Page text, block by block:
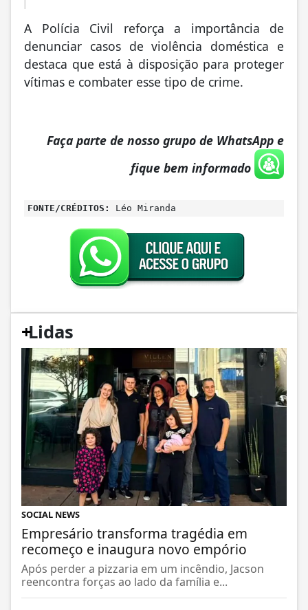
A Polícia Civil reforça a importância de
denunciar casos de violência doméstica e
destaca que está à disposição para proteger
vítimas e combater esse tipo de crime.
Faça parte de nosso grupo de WhatsApp e
fique bem informado
FONTE/CRÉDITOS: Léo Miranda
+
Lidas
SOCIAL NEWS
Empresário transforma tragédia em
recomeço e inaugura novo empório
Após perder a pizzaria em um incêndio, Jacson
reencontra forças ao lado da família e...